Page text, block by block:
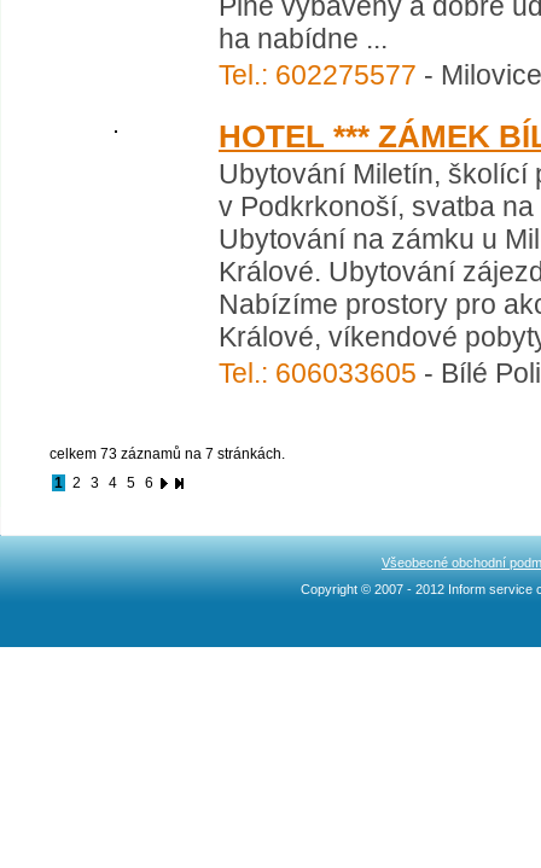
ha nabídne ...
Tel.: 602275577 -
HOTEL *** ZÁMEK
Ubytování Miletín, školící
v Podkrkonoší, svatba
Ubytování na zámku u
Králové. Ubytování
Nabízíme prostory pro
Králové, víkendové
Tel.: 606033605 - Bílé
celkem 73 záznamů na 7 stránkách.
1 2 3 4 5 6
Všeobecné obchodní
Copyright © 2007 - 2012 Inform service